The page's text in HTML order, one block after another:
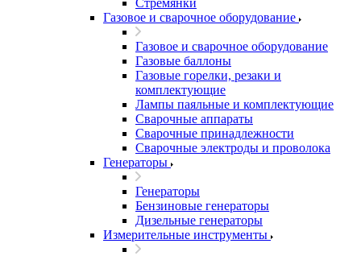
Стремянки
Газовое и сварочное оборудование
Газовое и сварочное оборудование
Газовые баллоны
Газовые горелки, резаки и
комплектующие
Лампы паяльные и комплектующие
Сварочные аппараты
Сварочные принадлежности
Сварочные электроды и проволока
Генераторы
Генераторы
Бензиновые генераторы
Дизельные генераторы
Измерительные инструменты